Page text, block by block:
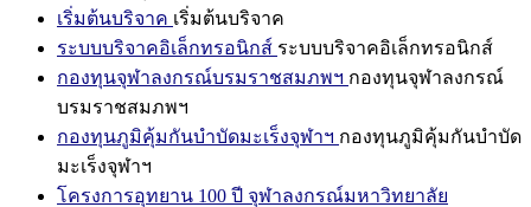
เริ่มต้นบริจาค เริ่มต้นบริจาค
ระบบบริจาคอิเล็กทรอนิกส์ ระบบบริจาคอิเล็กทรอนิกส์
กองทุนจุฬาลงกรณ์บรมราชสมภพฯ กองทุนจุฬาลงกรณ์
บรมราชสมภพฯ
กองทุนภูมิคุ้มกันบำบัดมะเร็งจุฬาฯ กองทุนภูมิคุ้มกันบำบัด
มะเร็งจุฬาฯ
โครงการอุทยาน 100 ปี จุฬาลงกรณ์มหาวิทยาลัย